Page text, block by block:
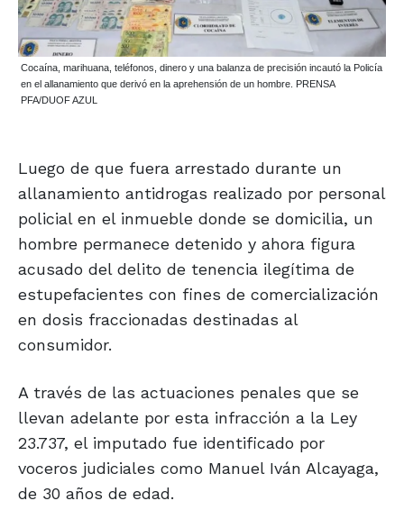
Cocaína, marihuana, teléfonos, dinero y una balanza de precisión incautó la Policía
en el allanamiento que derivó en la aprehensión de un hombre. PRENSA
PFA/DUOF AZUL
Luego de que fuera arrestado durante un
allanamiento antidrogas realizado por personal
policial en el inmueble donde se domicilia, un
hombre permanece detenido y ahora figura
acusado del delito de tenencia ilegítima de
estupefacientes con fines de comercialización
en dosis fraccionadas destinadas al
consumidor.
A través de las actuaciones penales que se
llevan adelante por esta infracción a la Ley
23.737, el imputado fue identificado por
voceros judiciales como Manuel Iván Alcayaga,
de 30 años de edad.